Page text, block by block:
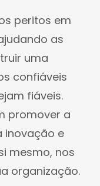
peritos em
as
uma
confiáveis
fiáveis.
promover a
inovação e
mesmo, nos
organização.